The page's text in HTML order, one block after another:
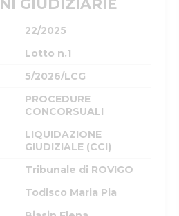
GIUDIZIARIE
22/2025
Lotto n.1
5/2026/LCG
PROCEDURE
CONCORSUALI
LIQUIDAZIONE
GIUDIZIALE (CCI)
Tribunale di ROVIGO
Todisco Maria Pia